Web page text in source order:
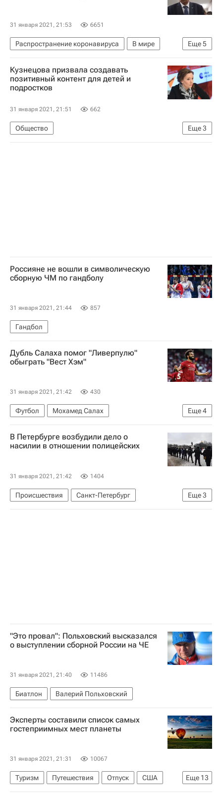
31 января 2021, 21:53 6651
Еще5
Распространение коронавируса
В мире
Чехия
Милош Земан
Россия
Коронавирус COVID-19
Вакцина "Спутник V"
Кузнецова призвала создавать
позитивный контент для детей и
подростков
31 января 2021, 21:51 662
Еще3
Общество
Министерство внутренних дел РФ (МВД России)
Россияне не вошли в символическую
сборную ЧМ по гандболу
31 января 2021, 21:44 857
Гандбол
Дубль Салаха помог "Ливерпулю"
обыграть "Вест Хэм"
31 января 2021, 21:42 430
Еще4
Футбол
Мохамед Салах
Вест Хэм Юнайтед
Ливерпуль
Крэйг Доусон
Джорджиньо Вейналдум
В Петербурге возбудили дело о
насилии в отношении полицейских
31 января 2021, 21:42 1404
Еще3
Происшествия
Санкт-Петербург
Следственный комитет России (СК РФ)
"Это провал": Польховский высказался
о выступлении сборной России на ЧЕ
31 января 2021, 21:40 11486
Биатлон Валерий Польховский
Эксперты составили список самых
гостеприимных мест планеты
31 января 2021, 21:31 10067
Еще 13
Туризм Путешествия Отпуск
США
Чили
Словакия Бразилия Австрия